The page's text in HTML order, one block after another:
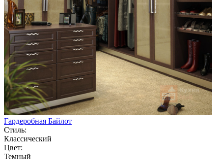
Гардеробная Байлот
Стиль:
Классический
Цвет:
Темный